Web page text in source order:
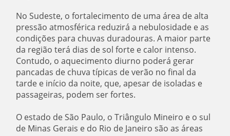
No Sudeste, o fortalecimento de uma área de alta
pressão atmosférica reduzirá a nebulosidade e as
condições para chuvas duradouras. A maior parte
da região terá dias de sol forte e calor intenso.
Contudo, o aquecimento diurno poderá gerar
pancadas de chuva típicas de verão no final da
tarde e início da noite, que, apesar de isoladas e
passageiras, podem ser fortes.
O estado de São Paulo, o Triângulo Mineiro e o sul
de Minas Gerais e do Rio de Janeiro são as áreas